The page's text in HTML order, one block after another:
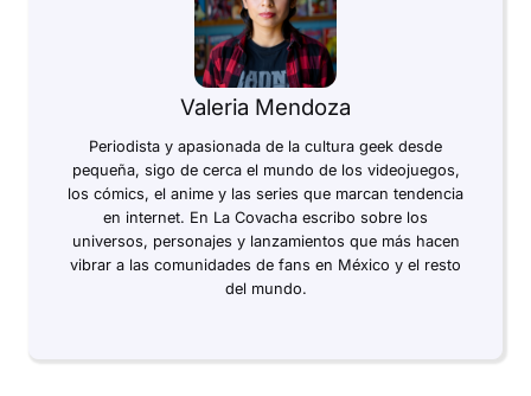
Valeria Mendoza
Periodista y apasionada de la cultura geek desde
pequeña, sigo de cerca el mundo de los videojuegos,
los cómics, el anime y las series que marcan tendencia
en internet. En La Covacha escribo sobre los
universos, personajes y lanzamientos que más hacen
vibrar a las comunidades de fans en México y el resto
del mundo.